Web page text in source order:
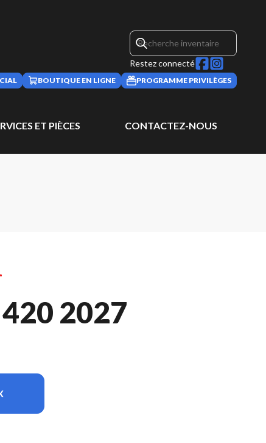
Restez connecté
BOUTIQUE EN LIGNE PROGRAMME PRIVILÈGES
ET PIÈCES CONTACTEZ-NOUS
2027